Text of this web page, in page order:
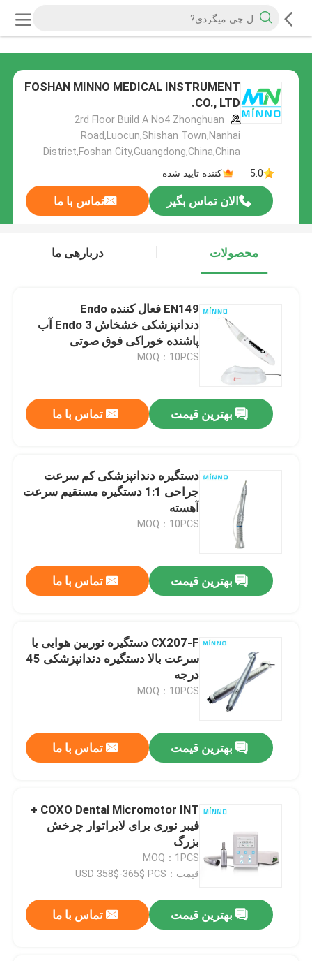
FOSHAN MINNO MEDICAL INSTRUMENT
CO., LTD.
2rd Floor Build A No4 Zhonghuan
Road,Luocun,Shishan Town,Nanhai
District,Foshan City,Guangdong,China,China
5.0
کننده تایید شده
الان تماس بگیر تماس با ما
محصولات دربارهی ما
EN149 فعال کننده Endo
دندانپزشکی خشخاش Endo 3 آب
پاشنده خوراکی فوق صوتی
MOQ：10PCS
بهترین قیمت تماس با ما
دستگیره دندانپزشکی کم سرعت
جراحی 1:1 دستگیره مستقیم سرعت
آهسته
MOQ：10PCS
بهترین قیمت تماس با ما
CX207-F دستگیره توربین هوایی با
سرعت بالا دستگیره دندانپزشکی 45
درجه
MOQ：10PCS
بهترین قیمت تماس با ما
COXO Dental Micromotor INT +
فیبر نوری برای لابراتوار چرخش
بزرگ
MOQ：1PCS
قیمت：USD 358$-365$ PCS
بهترین قیمت تماس با ما